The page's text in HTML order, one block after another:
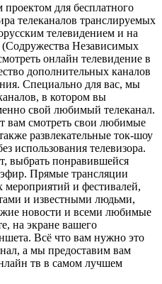
для бесплатного
телеканалов транслируемых
телевидением и на
Независимых
онлайн телевидение в
дополнительных каналов
Специально для вас, мы
в котором вы
свой любимый телеканал.
вам смотреть свои любимые
развлекательные ток-шоу
использования телевизора.
выбрать понравившейся
Прямые трансляции
и фестивалей,
и известными людьми,
новости и всеми любимые
на экране вашего
Всё что вам нужно это
а мы предоставим вам
тв в самом лучшем